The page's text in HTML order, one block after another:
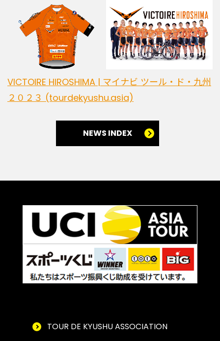
VICTOIRE HIROSHIMA | マイナビ ツール・ド・九州
２０２３ (tourdekyushu.asia)
NEWS INDEX
TOUR DE KYUSHU ASSOCIATION